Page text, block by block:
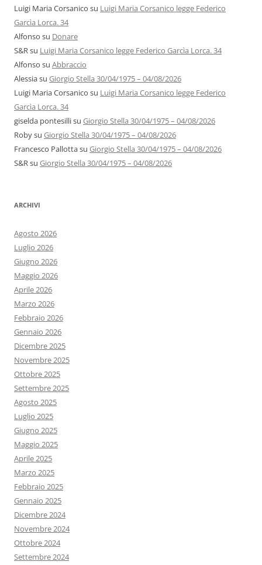
Luigi Maria Corsanico su Luigi Maria Corsanico legge Federico
Garcìa Lorca. 34
Alfonso su Donare
S&Rsu Luigi Maria Corsanico legge Federico Garcìa Lorca. 34
Alfonso su Abbraccio
Alessiasu Giorgio Stella 30/04/1975 – 04/08/2026
Luigi Maria Corsanico su Luigi Maria Corsanico legge Federico
Garcìa Lorca. 34
giselda pontesillisu Giorgio Stella 30/04/1975 – 04/08/2026
Robysu Giorgio Stella 30/04/1975 – 04/08/2026
Francesco Pallottasu Giorgio Stella 30/04/1975 – 04/08/2026
S&Rsu Giorgio Stella 30/04/1975 – 04/08/2026
ARCHIVI
Agosto 2026
Luglio 2026
Giugno 2026
Maggio 2026
Aprile 2026
Marzo 2026
Febbraio 2026
Gennaio 2026
Dicembre 2025
Novembre 2025
Ottobre 2025
Settembre 2025
Agosto 2025
Luglio 2025
Giugno 2025
Maggio 2025
Aprile 2025
Marzo 2025
Febbraio 2025
Gennaio 2025
Dicembre 2024
Novembre 2024
Ottobre 2024
Settembre 2024